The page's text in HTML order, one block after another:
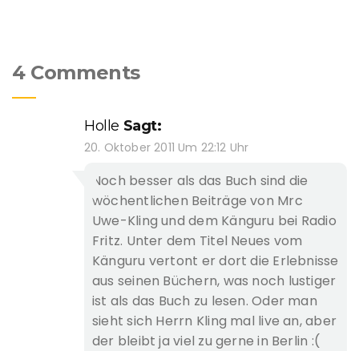
4 Comments
Holle Sagt:
20. Oktober 2011 Um 22:12 Uhr
Noch besser als das Buch sind die
wöchentlichen Beiträge von Mrc
Uwe-Kling und dem Känguru bei Radio
Fritz. Unter dem Titel Neues vom
Känguru vertont er dort die Erlebnisse
aus seinen Büchern, was noch lustiger
ist als das Buch zu lesen. Oder man
sieht sich Herrn Kling mal live an, aber
der bleibt ja viel zu gerne in Berlin :(